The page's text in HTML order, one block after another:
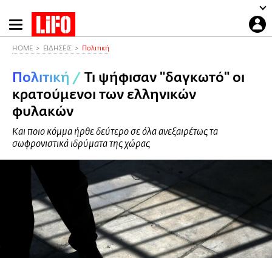
Παράκαμψη
προς
περιεχόμενο
HOME ΕΙΔΗΣΕΙΣ Πολιτική
Πολιτική / Τι ψήφισαν "δαγκωτό" οι
κρατούμενοι των ελληνικών
φυλακών
Και ποιο κόμμα ήρθε δεύτερο σε όλα ανεξαιρέτως τα
σωφρονιστικά ιδρύματα της χώρας